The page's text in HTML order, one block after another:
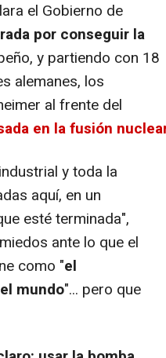
el Gobierno de
por conseguir la
y partiendo con 18
alemanes, los
al frente del
en la fusión
y toda la
aquí, en un
esté terminada",
ante lo que el
como "el
mundo"... pero que